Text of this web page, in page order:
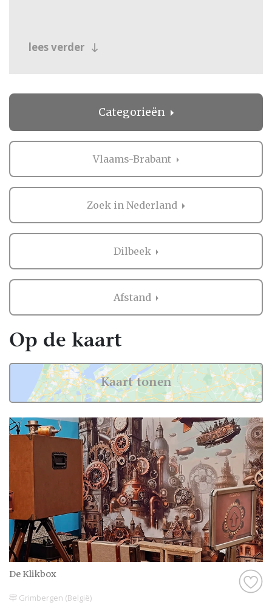
lees verder
Categorieën
Vlaams-Brabant
Zoek in Nederland
Dilbeek
Afstand
De Klikbox
Grimbergen (België)
Op de kaart
Kaart tonen